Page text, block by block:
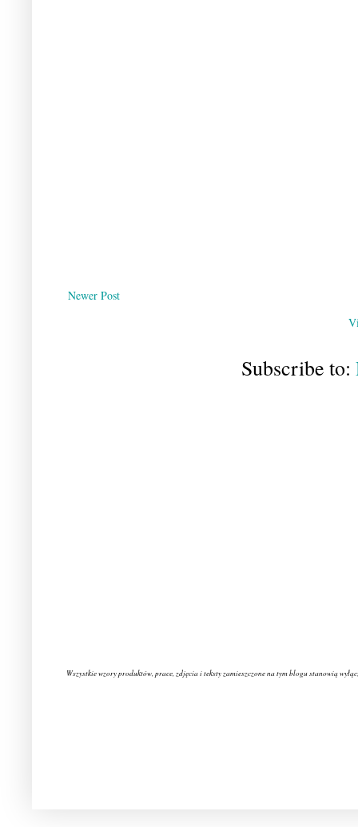
Newer Post
Subscribe to:
Wszystkie wzory produktów, prace, zdjęcia i teksty zamieszczone na tym blogu stanowią